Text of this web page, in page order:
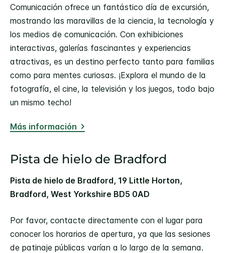
Comunicación ofrece un fantástico día de excursión,
mostrando las maravillas de la ciencia, la tecnología y
los medios de comunicación. Con exhibiciones
interactivas, galerías fascinantes y experiencias
atractivas, es un destino perfecto tanto para familias
como para mentes curiosas. ¡Explora el mundo de la
fotografía, el cine, la televisión y los juegos, todo bajo
un mismo techo!
Más información
Pista de hielo de Bradford
Pista de hielo de Bradford, 19 Little Horton,
Bradford, West Yorkshire BD5 0AD
Por favor, contacte directamente con el lugar para
conocer los horarios de apertura, ya que las sesiones
de patinaje públicas varían a lo largo de la semana.